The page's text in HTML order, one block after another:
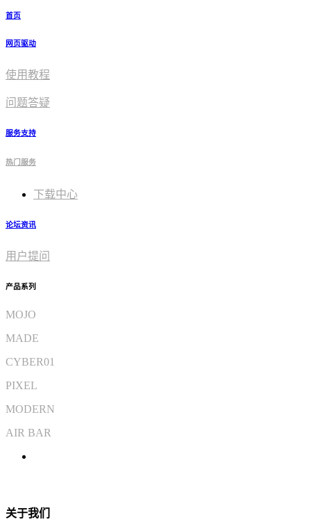
首页
网页驱动
使用教程​
问题答疑
服务支持
热门服务
下载中心
论坛资讯
用户提问
产品系列
MOJO
MADE
CYBER01
PIXEL
MODERN
AIR BAR
关于我们